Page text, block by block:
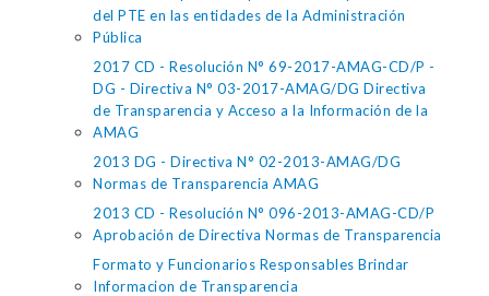
del PTE en las entidades de la Administración
Pública
2017 CD - Resolución N° 69-2017-AMAG-CD/P -
DG - Directiva N° 03-2017-AMAG/DG Directiva
de Transparencia y Acceso a la Información de la
AMAG
2013 DG - Directiva N° 02-2013-AMAG/DG
Normas de Transparencia AMAG
2013 CD - Resolución N° 096-2013-AMAG-CD/P
Aprobación de Directiva Normas de Transparencia
Formato y Funcionarios Responsables Brindar
Informacion de Transparencia